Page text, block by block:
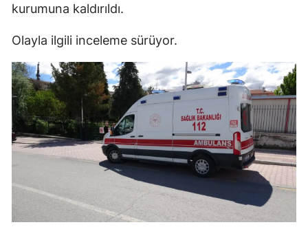
Kastamonu
Kayseri
Kırklareli
Kırşehir
Kocaeli
Konya
kurumuna kaldırıldı.
Olayla ilgili inceleme sürüyor.